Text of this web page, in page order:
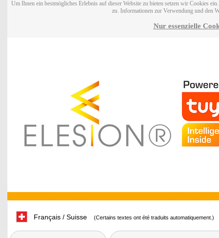
Um Ihnen ein bestmögliches Erlebnis auf dieser Website zu bieten setzen wir Cookies
zu. Informationen zur Verwendung und den
Nur essenzielle
Français / Suisse (Certains textes ont été traduits automatiquement.)